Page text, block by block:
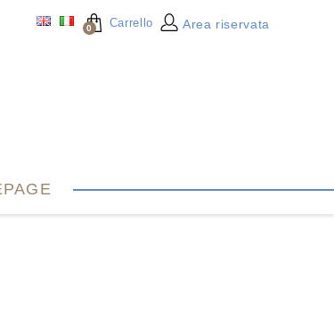
0 Carrello Area riservata